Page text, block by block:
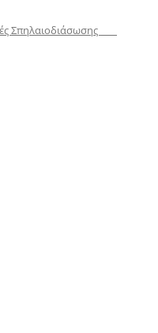
Σπηλαιοδιάσωσης